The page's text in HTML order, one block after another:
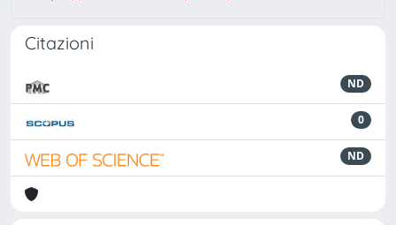
Citazioni
ND
0
ND